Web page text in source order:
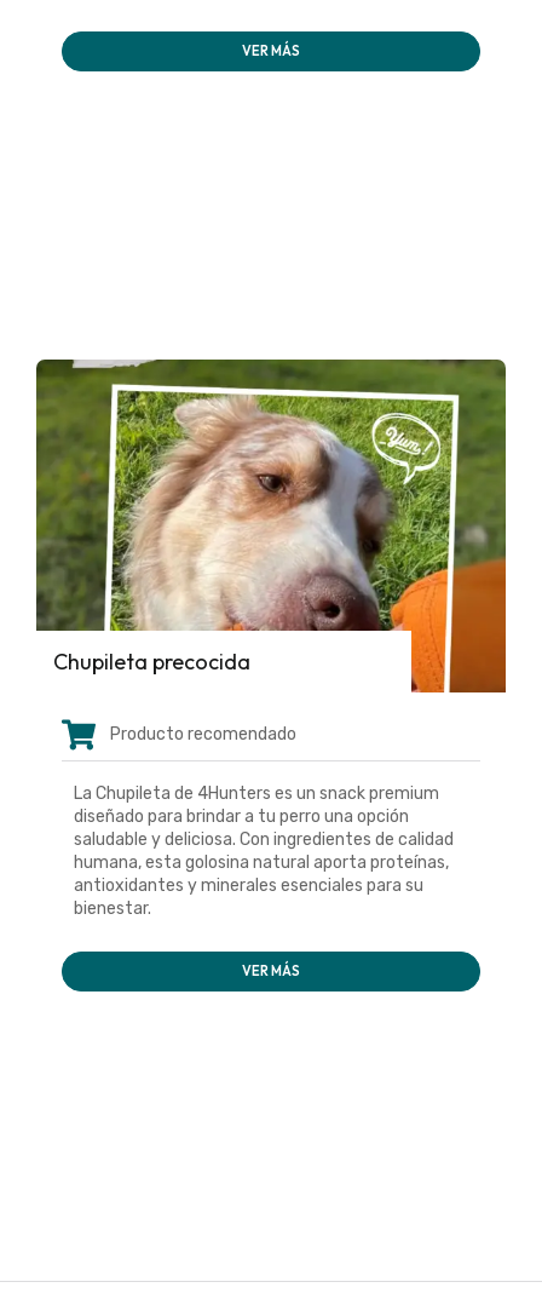
VER MÁS
Chupileta precocida
Producto recomendado
La Chupileta de 4Hunters es un snack premium
diseñado para brindar a tu perro una opción
saludable y deliciosa. Con ingredientes de calidad
humana, esta golosina natural aporta proteínas,
antioxidantes y minerales esenciales para su
bienestar.
VER MÁS